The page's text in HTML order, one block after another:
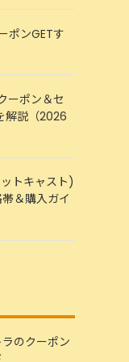
ポンGETす
ーポン＆セ
解説（2026
トキャスト)
＆購入ガイ
のクーポン